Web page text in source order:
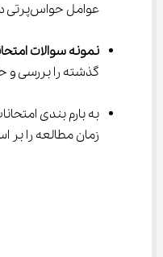
عوامل حواس‌پرتی دوری کنید.
نمونه سوالات
گذشته را بررسی و
به بارم بندی
زمان مطالعه را بر